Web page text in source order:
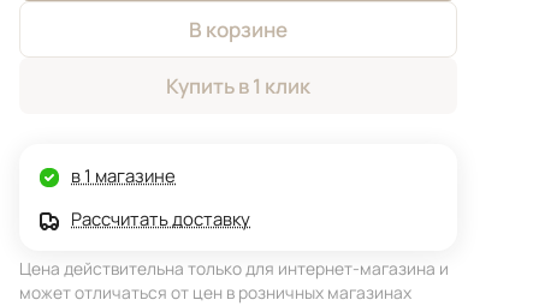
В корзине
Купить в 1 клик
в 1 магазине
Рассчитать доставку
Цена действительна только для интернет-магазина и
может отличаться от цен в розничных магазинах